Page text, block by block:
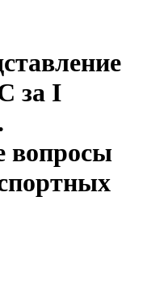
за I
вопросы